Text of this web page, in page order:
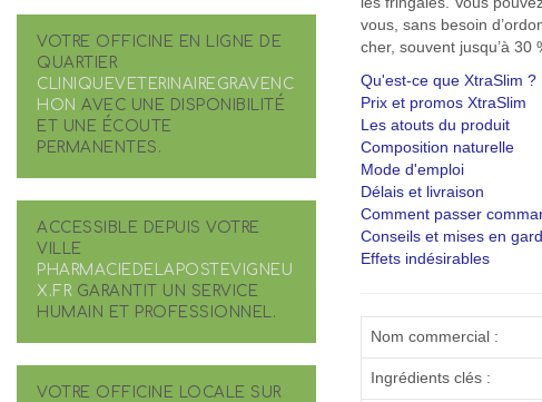
VOTRE OFFICINE EN LIGNE DE
QUARTIER
CLINIQUEVETERINAIREGRAVENC
HON AVEC UNE DISPONIBILITÉ
ET UNE ÉCOUTE
PERMANENTES.
ACCESSIBLE DEPUIS VOTRE
VILLE
PHARMACIEDELAPOSTEVIGNEU
X.FRGARANTIT UN SERVICE
HUMAIN ET PROFESSIONNEL.
VOTRE OFFICINE LOCALE SUR
vous, sans besoin
cher, souvent jusqu’à
Qu'est-ce que XtraSlim ?
Prix et promos XtraSlim
Les atouts du produit
Composition naturelle
Mode d'emploi
Délais et livraison
Comment passer
Conseils et mises en
Effets indésirables
Nom commercial :
Ingrédients clés :